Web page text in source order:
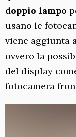
doppio lampo
usano le
viene aggiunta
ovvero la
del display
fotocamera